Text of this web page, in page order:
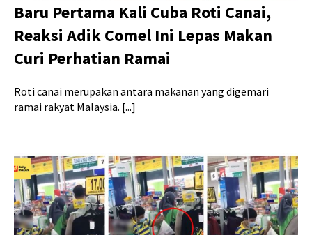
Baru Pertama Kali Cuba Roti Canai,
Reaksi Adik Comel Ini Lepas Makan
Curi Perhatian Ramai
Roti canai merupakan antara makanan yang digemari
ramai rakyat Malaysia. [...]